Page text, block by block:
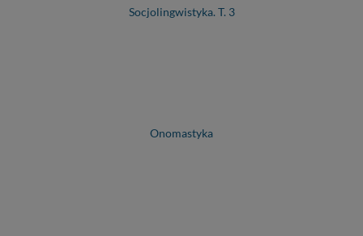
Socjolingwistyka. T. 3
Onomastyka